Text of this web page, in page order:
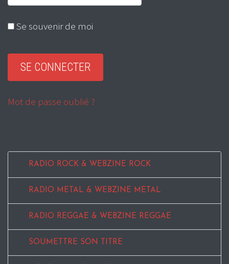
Se souvenir de moi
Mot de passe oublié ?
RADIO ROCK & WEBZINE ROCK
RADIO METAL & WEBZINE METAL
RADIO REGGAE & WEBZINE REGGAE
SOUMETTRE SON TITRE